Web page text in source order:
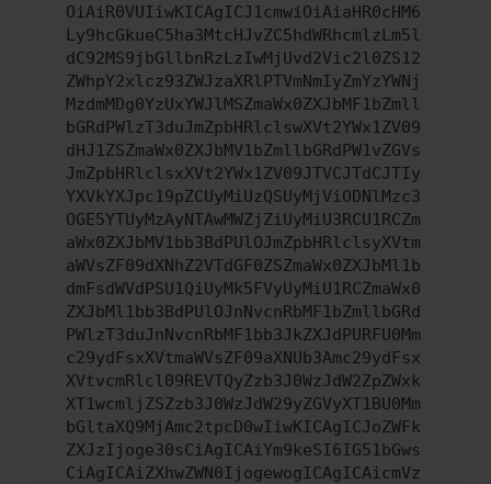
OiAiR0VUIiwKICAgICJ1cmwiOiAiaHR0cHM6
Ly9hcGkueC5ha3MtcHJvZC5hdWRhcmlzLm5l
dC92MS9jbGllbnRzLzIwMjUvd2Vic2l0ZS12
ZWhpY2xlcz93ZWJzaXRlPTVmNmIyZmYzYWNj
MzdmMDg0YzUxYWJlMSZmaWx0ZXJbMF1bZmll
bGRdPWlzT3duJmZpbHRlclswXVt2YWx1ZV09
dHJ1ZSZmaWx0ZXJbMV1bZmllbGRdPW1vZGVs
JmZpbHRlclsxXVt2YWx1ZV09JTVCJTdCJTIy
YXVkYXJpc19pZCUyMiUzQSUyMjViODNlMzc3
OGE5YTUyMzAyNTAwMWZjZiUyMiU3RCU1RCZm
aWx0ZXJbMV1bb3BdPUlOJmZpbHRlclsyXVtm
aWVsZF09dXNhZ2VTdGF0ZSZmaWx0ZXJbMl1b
dmFsdWVdPSU1QiUyMk5FVyUyMiU1RCZmaWx0
ZXJbMl1bb3BdPUlOJnNvcnRbMF1bZmllbGRd
PWlzT3duJnNvcnRbMF1bb3JkZXJdPURFU0Mm
c29ydFsxXVtmaWVsZF09aXNUb3Amc29ydFsx
XVtvcmRlcl09REVTQyZzb3J0WzJdW2ZpZWxk
XT1wcmljZSZzb3J0WzJdW29yZGVyXT1BU0Mm
bGltaXQ9MjAmc2tpcD0wIiwKICAgICJoZWFk
ZXJzIjoge30sCiAgICAiYm9keSI6IG51bGws
CiAgICAiZXhwZWN0IjogewogICAgICAicmVz